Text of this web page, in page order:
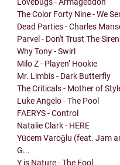
The Color Forty Nine - We
Dead Parties - Charles
Parvel - Don't Trust The
Why Tony - Swirl
Milo Z - Playen’ Hookie
Mr. Limbis - Dark Butterfly
The Criticals - Mother of
Luke Angelo - The Pool
FAERYS - Control
Natalie Clark - HERE
Yücem Varoğlu (feat. Jam
G...
Y is Nature - The Fool